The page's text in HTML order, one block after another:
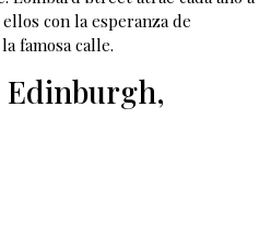
con la esperanza de
famosa calle.
Edinburgh,